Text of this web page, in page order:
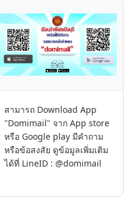
สามารถ Download App
"Domimail" จาก App store
หรือ Google play มีคำถาม
หรือข้อสงสัย ดูข้อมูลเพิ่มเติม
ได้ที่ LineID : @domimail